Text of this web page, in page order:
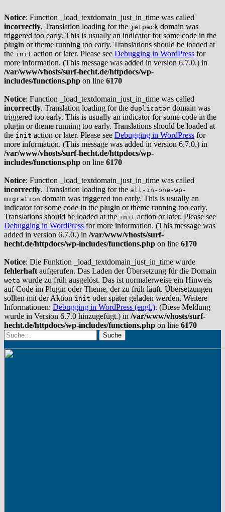
Notice: Function _load_textdomain_just_in_time was called
incorrectly. Translation loading for the jetpack domain was
triggered too early. This is usually an indicator for some code in the
plugin or theme running too early. Translations should be loaded at
the init action or later. Please see Debugging in WordPress for
more information. (This message was added in version 6.7.0.) in
/var/www/vhosts/surf-hecht.de/httpdocs/wp-
includes/functions.php on line 6170
Notice: Function _load_textdomain_just_in_time was called
incorrectly. Translation loading for the duplicator domain was
triggered too early. This is usually an indicator for some code in the
plugin or theme running too early. Translations should be loaded at
the init action or later. Please see Debugging in WordPress for
more information. (This message was added in version 6.7.0.) in
/var/www/vhosts/surf-hecht.de/httpdocs/wp-
includes/functions.php on line 6170
Notice: Function _load_textdomain_just_in_time was called
incorrectly. Translation loading for the all-in-one-wp-
migration domain was triggered too early. This is usually an
indicator for some code in the plugin or theme running too early.
Translations should be loaded at the init action or later. Please see
Debugging in WordPress for more information. (This message was
added in version 6.7.0.) in /var/www/vhosts/surf-
hecht.de/httpdocs/wp-includes/functions.php on line 6170
Notice: Die Funktion _load_textdomain_just_in_time wurde
fehlerhaft aufgerufen. Das Laden der Übersetzung für die Domain
weta wurde zu früh ausgelöst. Das ist normalerweise ein Hinweis
auf Code im Plugin oder Theme, der zu früh läuft. Übersetzungen
sollten mit der Aktion init oder später geladen werden. Weitere
Informationen: Debugging in WordPress (engl.). (Diese Meldung
wurde in Version 6.7.0 hinzugefügt.) in /var/www/vhosts/surf-
hecht.de/httpdocs/wp-includes/functions.php on line 6170
Suche